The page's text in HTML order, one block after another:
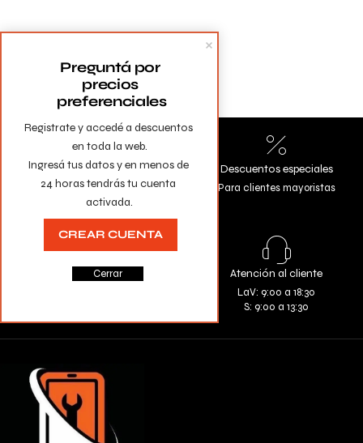
Envíos a todo el país
Gratis en compras mayores a
$10.000
Descuentos especiales
Para clientes mayoristas
Todas las tarjetas Atención al cliente
LaV: 9:00 a 18:30
S: 9:00 a 13:30
Registrate y accedé a descuentos
en toda la web.
Ingresá tus datos y en menos de
24 horas tendrás tu cuenta
activada.
Preguntá por
precios
preferenciales
CREAR CUENTA
Cerrar